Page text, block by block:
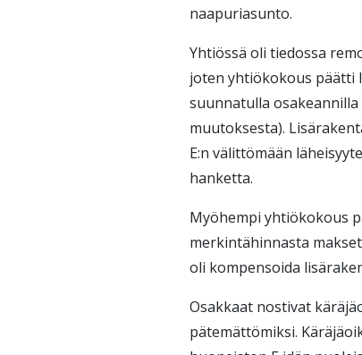
naapuriasunto.
Yhtiössä oli tiedossa
joten yhtiökokous päätti
suunnatulla
muutoksesta).
E:n välittömään
hanketta.
Myöhempi yhtiökokous
merkintähinnasta
oli kompensoida
Osakkaat nostivat
pätemättömiksi.